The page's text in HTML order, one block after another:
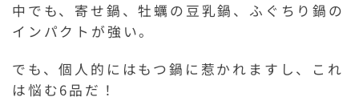
中でも、寄せ鍋、牡蠣の豆乳鍋、ふぐちり鍋の
インパクトが強い。
でも、個人的にはもつ鍋に惹かれますし、これ
は悩む6品だ！